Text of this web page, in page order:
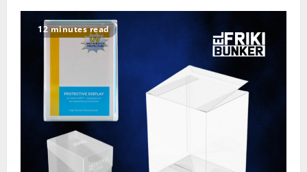
12 minutes read